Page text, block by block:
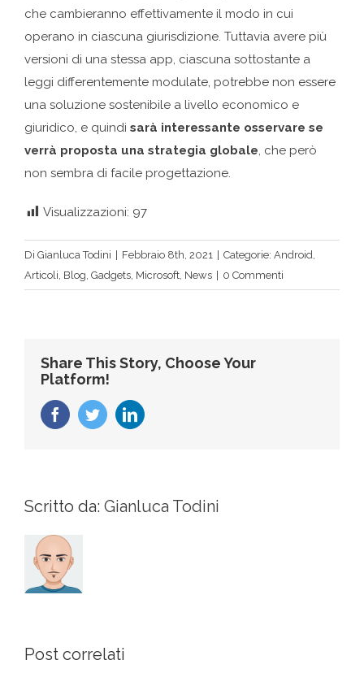
che cambieranno effettivamente il modo in cui
operano in ciascuna giurisdizione. Tuttavia avere più
versioni di una stessa app, ciascuna sottostante a
leggi differentemente modulate, potrebbe non essere
una soluzione sostenibile a livello economico e
giuridico, e quindi sarà interessante osservare se
verrà proposta una strategia globale, che però
non sembra di facile progettazione.
Visualizzazioni: 97
Di Gianluca Todini Febbraio 8th, 2021 Categorie: Android,
Articoli, Blog, Gadgets, Microsoft, News 0 Commenti
Share This Story, Choose Your
Platform!
FacebookTwitterLinkedIn
Scritto da: Gianluca Todini
Post correlati